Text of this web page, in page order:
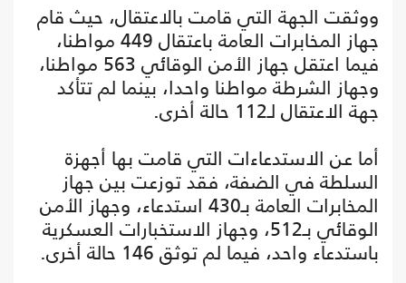
ووثقت الجهة التي قامت بالاعتقال، حيث قام
جهاز المخابرات العامة باعتقال 449 مواطنا،
فيما اعتقل جهاز الأمن الوقائي 563 مواطنا،
وجهاز الشرطة مواطنا واحدا، بينما لم تتأكد
جهة الاعتقال لـ112 حالة أخرى.
أما عن الاستدعاءات التي قامت بها أجهزة
السلطة في الضفة، فقد توزعت بين جهاز
المخابرات العامة بـ430 استدعاء، وجهاز الأمن
الوقائي بـ512، وجهاز الاستخبارات العسكرية
باستدعاء واحد، فيما لم توثق 146 حالة أخرى.